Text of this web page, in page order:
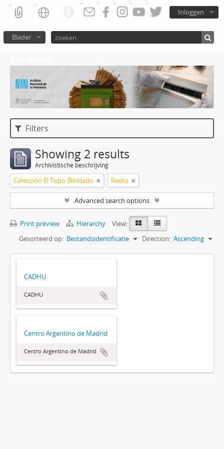
Inloggen
Blader
Filters
Showing 2 results
Archivistische beschrijving
Colección El Topo Blindado Reeks
Advanced search options
Print preview Hierarchy
View:
Gesorteerd op: Bestandsidentificatie Direction: Ascending
CADHU
CADHU
Centro Argentino de Madrid
Centro Argentino de Madrid